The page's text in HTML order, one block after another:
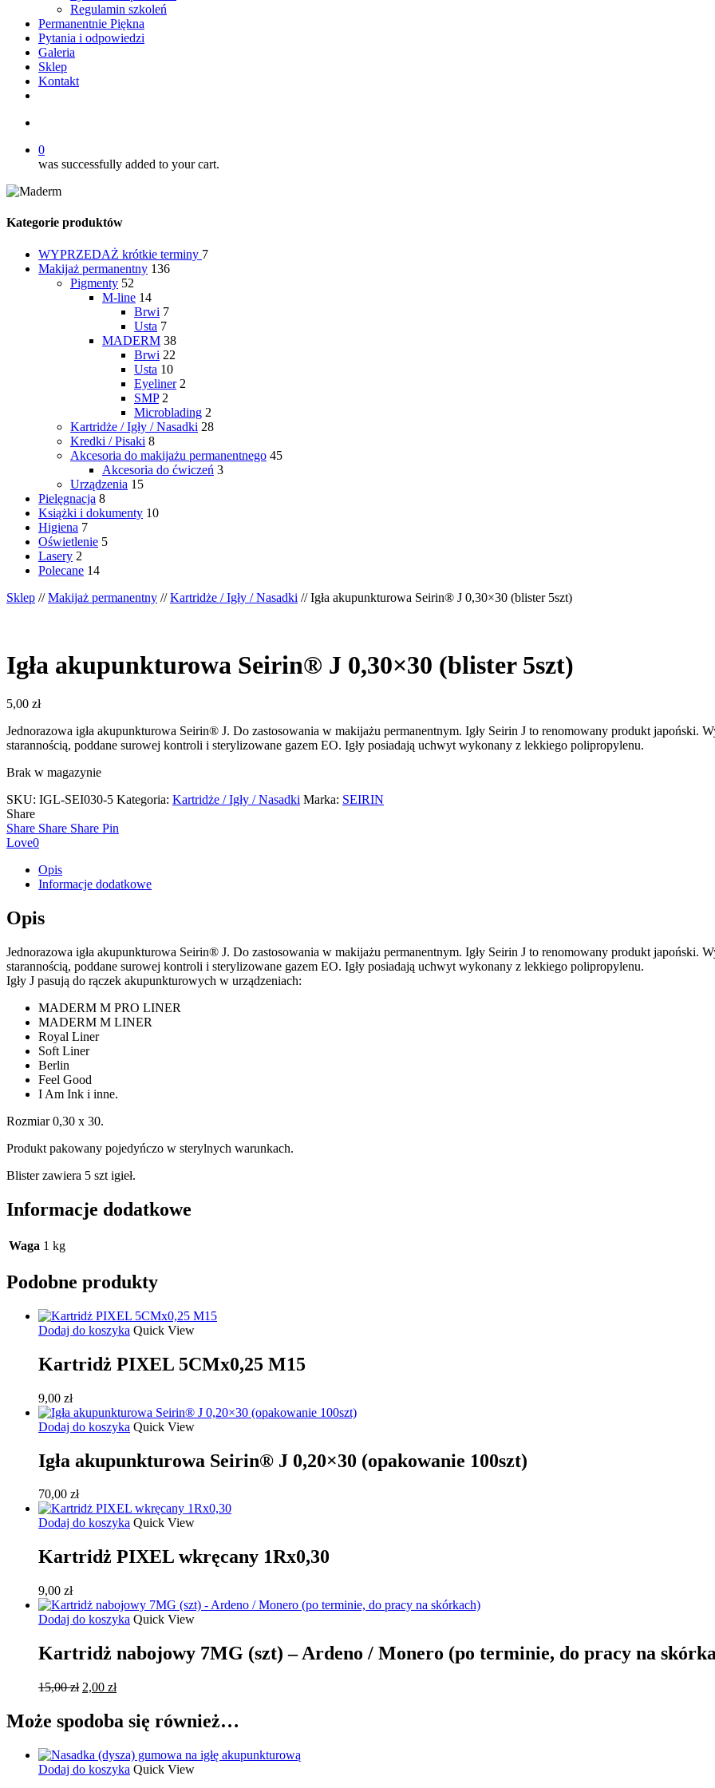
Regulamin szkoleń
Permanentnie Piękna
Pytania i odpowiedzi
Galeria
Sklep
Kontakt
0
was successfully added to your cart.
Kategorie produktów
WYPRZEDAŻ krótkie terminy 7
Makijaż permanentny 136
Pigmenty 52
M-line 14
Brwi 7
Usta 7
MADERM 38
Brwi 22
Usta 10
Eyeliner 2
SMP 2
Microblading 2
Kartridże / Igły / Nasadki 28
Kredki / Pisaki 8
Akcesoria do makijażu permanentnego 45
Akcesoria do ćwiczeń 3
Urządzenia 15
Pielęgnacja 8
Książki i dokumenty 10
Higiena 7
Oświetlenie 5
Lasery 2
Polecane 14
Sklep //Makijaż permanentny //Kartridże / Igły / Nasadki // Igła akupunkturowa Seirin® J 0,30×30 (blister 5szt)
Igła akupunkturowa Seirin® J 0,30×30 (blister 5szt)
5,00 zł
Jednorazowa igła akupunkturowa Seirin® J. Do zastosowania w makijażu permanentnym. Igły Seirin J to renomowany produkt japoński.
starannością, poddane surowej kontroli i sterylizowane gazem EO. Igły posiadają uchwyt wykonany z lekkiego polipropylenu.
Brak w magazynie
SKU: IGL-SEI030-5 Kategoria: Kartridże / Igły / Nasadki Marka: SEIRIN
Share
Share Share Share Pin
Love0
Opis
Informacje dodatkowe
Opis
Jednorazowa igła akupunkturowa Seirin® J. Do zastosowania w makijażu permanentnym. Igły Seirin J to renomowany produkt japoński.
starannością, poddane surowej kontroli i sterylizowane gazem EO. Igły posiadają uchwyt wykonany z lekkiego polipropylenu.
Igły J pasują do rączek akupunkturowych w urządzeniach:
MADERM M PRO LINER
MADERM M LINER
Royal Liner
Soft Liner
Berlin
Feel Good
I Am Ink i inne.
Rozmiar 0,30 x 30.
Produkt pakowany pojedyńczo w sterylnych warunkach.
Blister zawiera 5 szt igieł.
Informacje dodatkowe
Waga 1 kg
Podobne produkty
Dodaj do koszyka Quick View
Kartridż PIXEL 5CMx0,25 M15
9,00 zł
Dodaj do koszyka Quick View
Igła akupunkturowa Seirin® J 0,20×30 (opakowanie 100szt)
70,00 zł
Dodaj do koszyka Quick View
Kartridż PIXEL wkręcany 1Rx0,30
9,00 zł
Dodaj do koszyka Quick View
Kartridż nabojowy 7MG (szt) – Ardeno / Monero (po terminie, do pracy na
15,00zł Pierwotna
wynosiła:
15,00 zł.
2,00 złAktualna
wynosi:
2,00 zł.
Może spodoba się również…
Dodaj do koszyka Quick View